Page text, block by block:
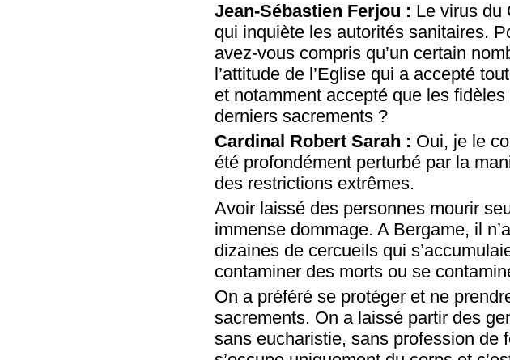
Jean-Sébastien Ferjou : Le virus du
qui inquiète les autorités sanitaires.
avez-vous compris qu’un certain
l’attitude de l’Eglise qui a accepté
et notamment accepté que les
derniers sacrements ?
Cardinal Robert Sarah : Oui, je le
été profondément perturbé par la
des restrictions extrêmes.
Avoir laissé des personnes mourir
immense dommage. A Bergame, il
dizaines de cercueils qui
contaminer des morts ou se
On a préféré se protéger et ne
sacrements. On a laissé partir des
sans eucharistie, sans profession de